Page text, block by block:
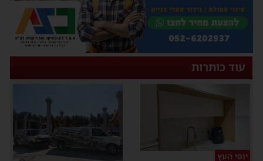
עוד כותרות
יופי העץ